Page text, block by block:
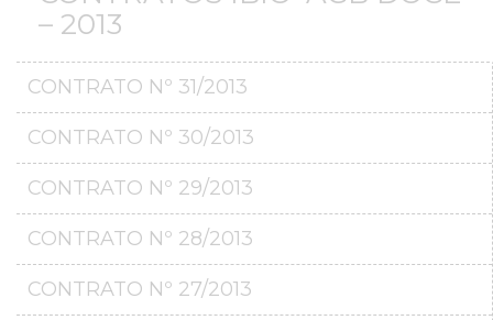
– 2013
CONTRATO Nº 31/2013
CONTRATO Nº 30/2013
CONTRATO Nº 29/2013
CONTRATO Nº 28/2013
CONTRATO Nº 27/2013